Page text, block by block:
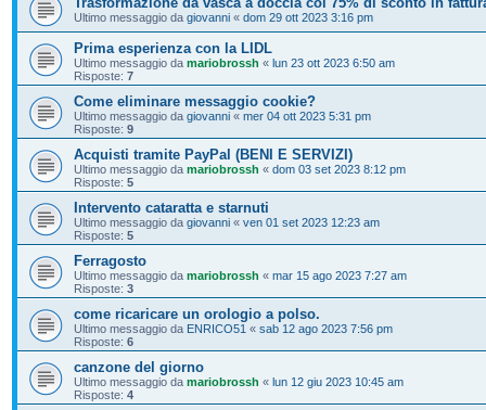
Ultimo messaggio da giovanni « dom 29 ott 2023 3:16 pm
Prima esperienza con la LIDL
Ultimo messaggio da mariobrossh « lun 23 ott 2023 6:50 am
Risposte: 7
Come eliminare messaggio cookie?
Ultimo messaggio da giovanni « mer 04 ott 2023 5:31 pm
Risposte: 9
Acquisti tramite PayPal (BENI E SERVIZI)
Ultimo messaggio da mariobrossh « dom 03 set 2023 8:12 pm
Risposte: 5
Intervento cataratta e starnuti
Ultimo messaggio da giovanni « ven 01 set 2023 12:23 am
Risposte: 5
Ferragosto
Ultimo messaggio da mariobrossh « mar 15 ago 2023 7:27 am
Risposte: 3
come ricaricare un orologio a polso.
Ultimo messaggio da ENRICO51 « sab 12 ago 2023 7:56 pm
Risposte: 6
canzone del giorno
Ultimo messaggio da mariobrossh « lun 12 giu 2023 10:45 am
Risposte: 4